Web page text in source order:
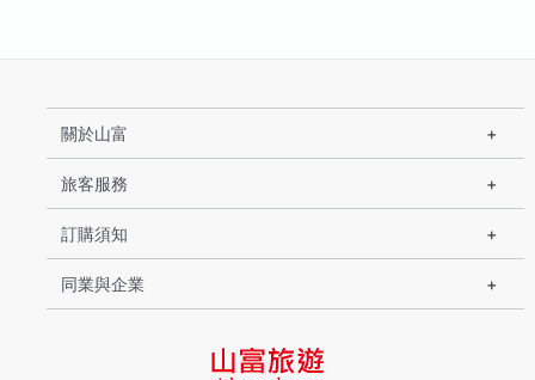
關於山富
旅客服務
訂購須知
同業與企業